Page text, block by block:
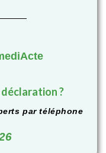
?
par téléphone